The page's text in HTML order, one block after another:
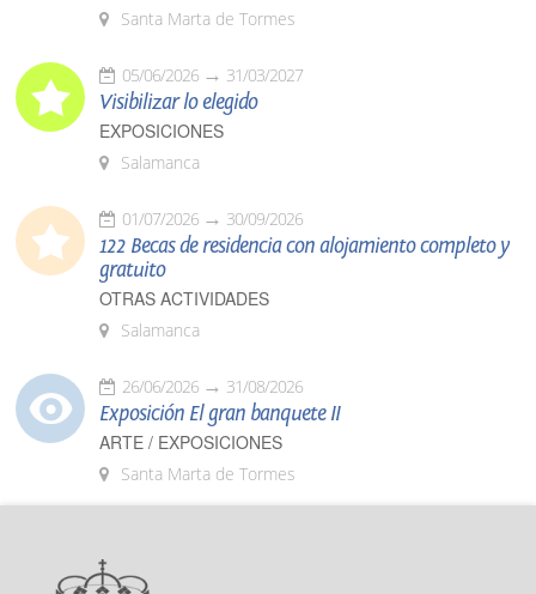
Santa Marta de Tormes
05/06/2026 31/03/2027
Visibilizar lo elegido
EXPOSICIONES
Salamanca
01/07/2026 30/09/2026
122 Becas de residencia con alojamiento completo y
gratuito
OTRAS ACTIVIDADES
Salamanca
26/06/2026 31/08/2026
Exposición El gran banquete II
ARTE / EXPOSICIONES
Santa Marta de Tormes